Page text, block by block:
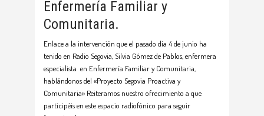
Enfermería Familiar y
Comunitaria.
Enlace a la intervención que el pasado día 4 de junio ha
tenido en Radio Segovia, Silvia Gómez de Pablos, enfermera
especialista en Enfermería Familiar y Comunitaria,
hablándonos del «Proyecto Segovia Proactiva y
Comunitaria» Reiteramos nuestro ofrecimiento a que
participéis en este espacio radiofónico para seguir